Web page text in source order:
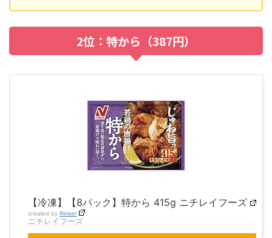
2位：特から（387円）
【冷凍】【8パック】特から 415g ニチレイフーズ
created by Rinker
ニチレイフーズ